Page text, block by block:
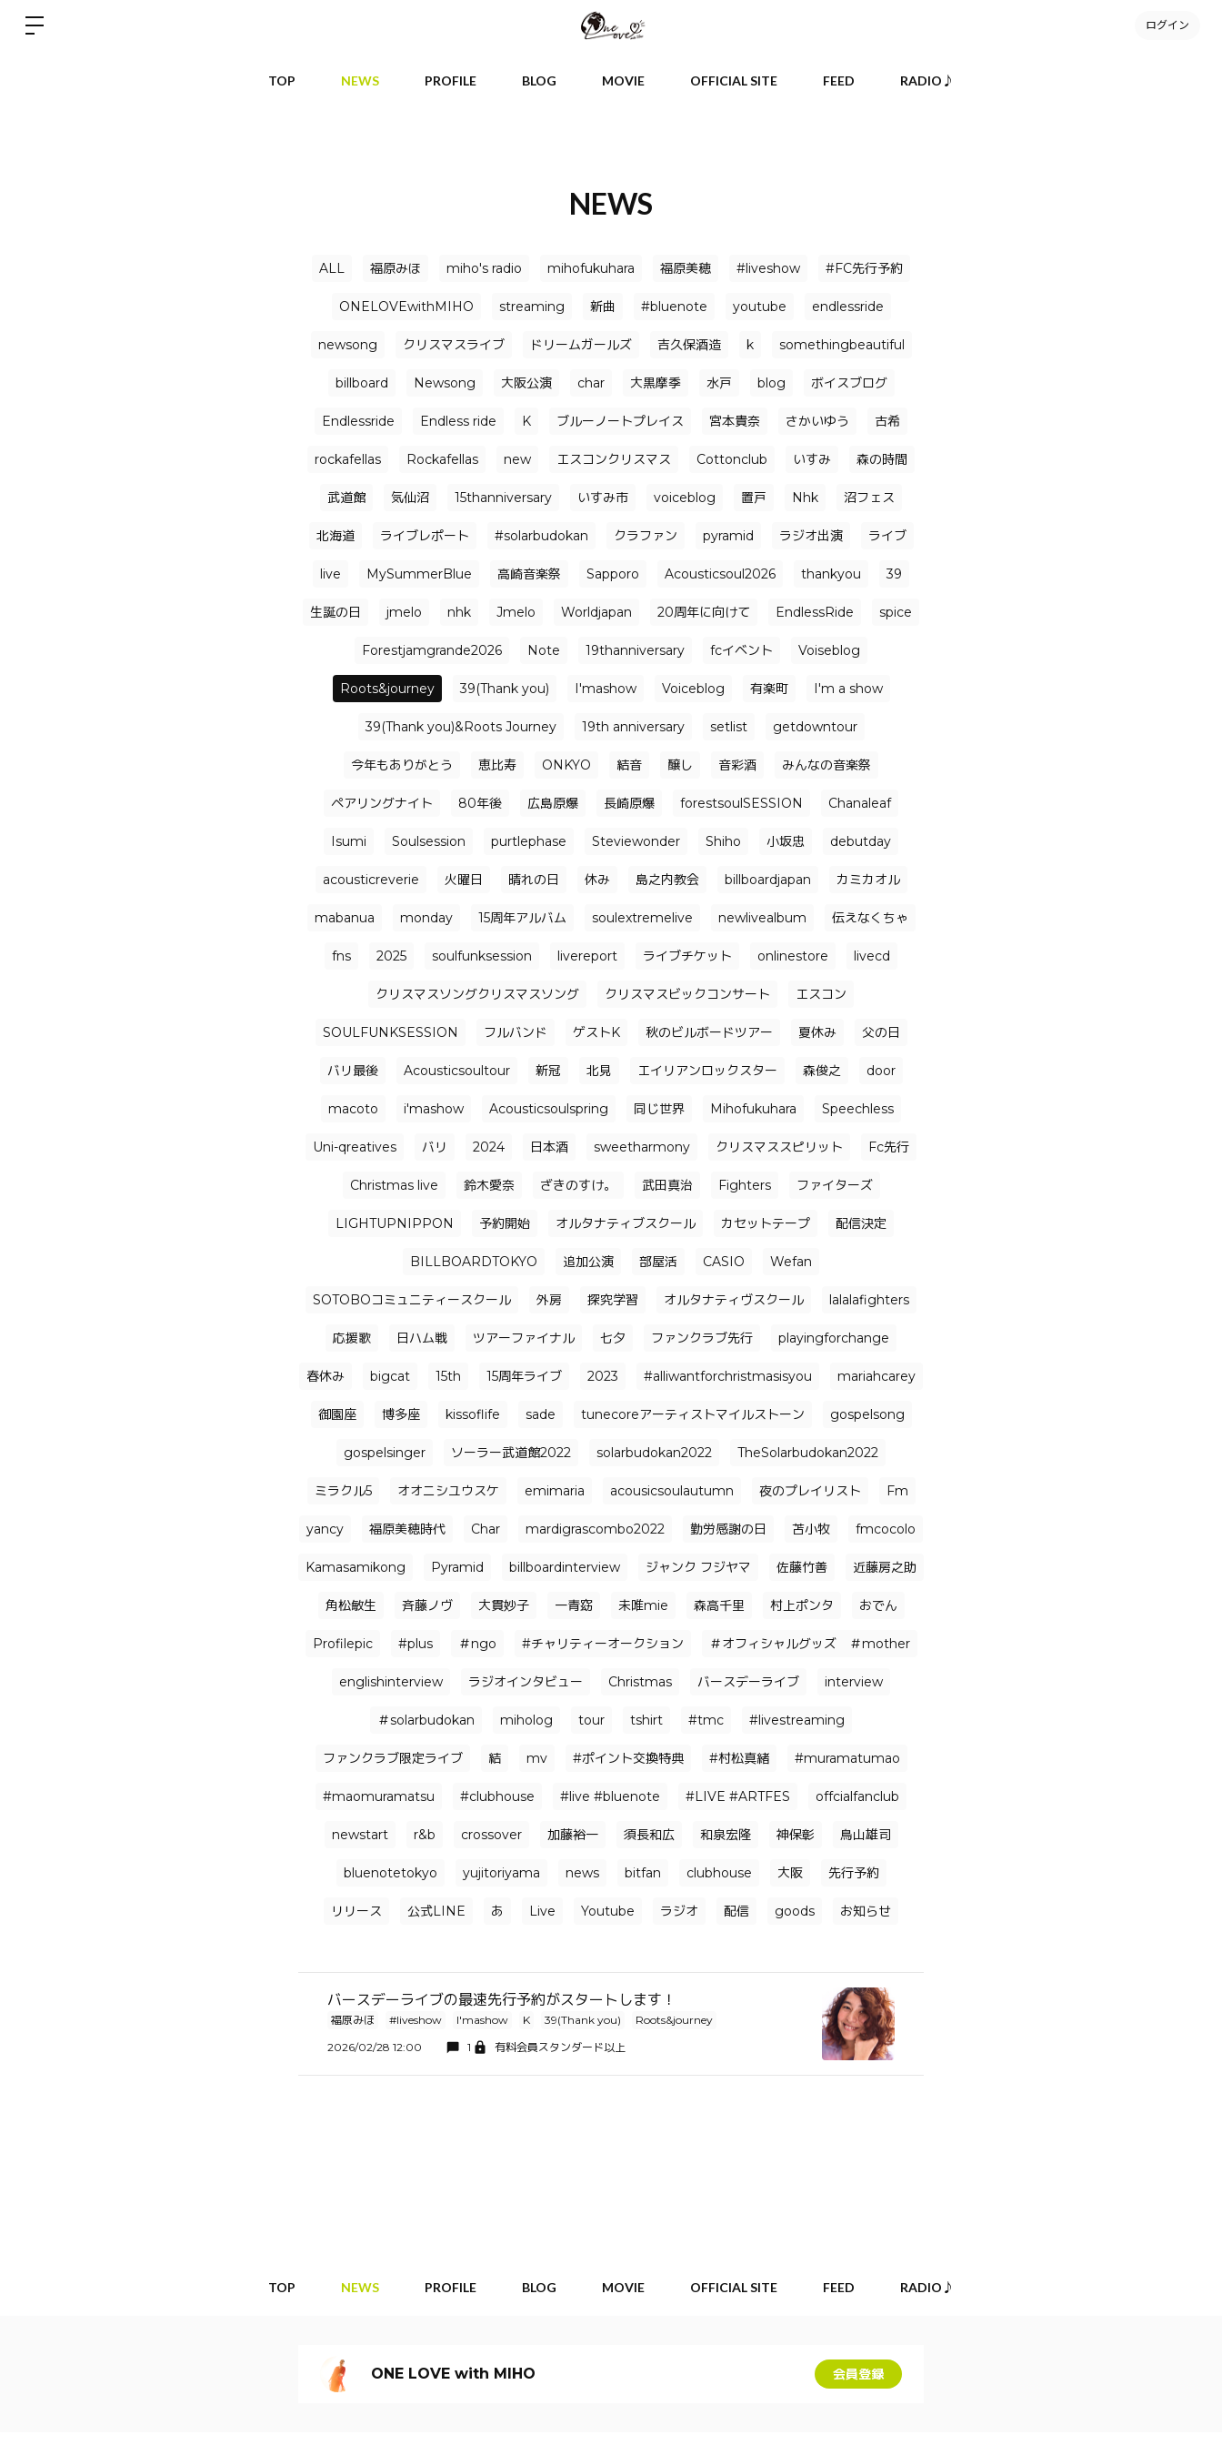
ログイン
TOP NEWS PROFILE BLOG MOVIE OFFICIAL SITE FEED RADIO♪
NEWS
ALL 福原みほ miho's radio mihofukuhara 福原美穂 #liveshow #FC先行予約
ONELOVEwithMIHO streaming 新曲 #bluenote youtube endlessride
newsong クリスマスライブ ドリームガールズ 吉久保酒造 k somethingbeautiful
billboard Newsong 大阪公演 char 大黒摩季 水戸 blog ボイスブログ
Endlessride Endless ride K ブルーノートプレイス 宮本貴奈 さかいゆう 古希
rockafellas Rockafellas new エスコンクリスマス Cottonclub いすみ 森の時間
武道館 気仙沼 15thanniversary いすみ市 voiceblog 置戸 Nhk 沼フェス
北海道 ライブレポート #solarbudokan クラファン pyramid ラジオ出演 ライブ
live MySummerBlue 高崎音楽祭 Sapporo Acousticsoul2026 thankyou 39
生誕の日 jmelo nhk Jmelo Worldjapan 20周年に向けて EndlessRide spice
Forestjamgrande2026 Note 19thanniversary fcイベント Voiseblog
Roots&journey 39(Thank you) I'mashow Voiceblog 有楽町 I'm a show
39(Thank you)&Roots Journey 19th anniversary setlist getdowntour
今年もありがとう 恵比寿 ONKYO 結音 醸し 音彩酒 みんなの音楽祭
ペアリングナイト 80年後 広島原爆 長崎原爆 forestsoulSESSION Chanaleaf
Isumi Soulsession purtlephase Steviewonder Shiho 小坂忠 debutday
acousticreverie 火曜日 晴れの日 休み 島之内教会 billboardjapan カミカオル
mabanua monday 15周年アルバム soulextremelive newlivealbum 伝えなくちゃ
fns 2025 soulfunksession livereport ライブチケット onlinestore livecd
クリスマスソングクリスマスソング クリスマスビックコンサート エスコン
SOULFUNKSESSION フルバンド ゲストK 秋のビルボードツアー 夏休み 父の日
バリ最後 Acousticsoultour 新冠 北見 エイリアンロックスター 森俊之 door
macoto i'mashow Acousticsoulspring 同じ世界 Mihofukuhara Speechless
Uni-qreatives バリ 2024 日本酒 sweetharmony クリスマススピリット Fc先行
Christmas live 鈴木愛奈 ざきのすけ。 武田真治 Fighters ファイターズ
LIGHTUPNIPPON 予約開始 オルタナティブスクール カセットテープ 配信決定
BILLBOARDTOKYO 追加公演 部屋活 CASIO Wefan
SOTOBOコミュニティースクール 外房 探究学習 オルタナティヴスクール lalalafighters
応援歌 日ハム戦 ツアーファイナル 七夕 ファンクラブ先行 playingforchange
春休み bigcat 15th 15周年ライブ 2023 #alliwantforchristmasisyou mariahcarey
御園座 博多座 kissoflife sade tunecoreアーティストマイルストーン gospelsong
gospelsinger ソーラー武道館2022 solarbudokan2022 TheSolarbudokan2022
ミラクル5 オオニシユウスケ emimaria acousicsoulautumn 夜のプレイリスト Fm
yancy 福原美穂時代 Char mardigrascombo2022 勤労感謝の日 苫小牧 fmcocolo
Kamasamikong Pyramid billboardinterview ジャンク フジヤマ 佐藤竹善 近藤房之助
角松敏生 ⻫藤ノヴ 大貫妙子 一青窈 未唯mie 森高千里 村上ポンタ おでん
Profilepic #plus ＃ngo #チャリティーオークション ＃オフィシャルグッズ ＃mother
englishinterview ラジオインタビュー Christmas バースデーライブ interview
＃solarbudokan miholog tour tshirt #tmc #livestreaming
ファンクラブ限定ライブ 結 mv #ポイント交換特典 #村松真緒 #muramatumao
#maomuramatsu #clubhouse #live #bluenote #LIVE #ARTFES offcialfanclub
newstart r&b crossover 加藤裕一 須長和広 和泉宏隆 神保彰 鳥山雄司
bluenotetokyo yujitoriyama news bitfan clubhouse 大阪 先行予約
リリース 公式LINE あ Live Youtube ラジオ 配信 goods お知らせ
バースデーライブの最速先行予約がスタートします！
福原みほ #liveshow I'mashow K 39(Thank you)
Roots&journey
2026/02/28 12:00
1 有料会員スタンダード以上
TOP NEWS PROFILE BLOG MOVIE OFFICIAL SITE FEED RADIO♪
ONE LOVE with MIHO 会員登録